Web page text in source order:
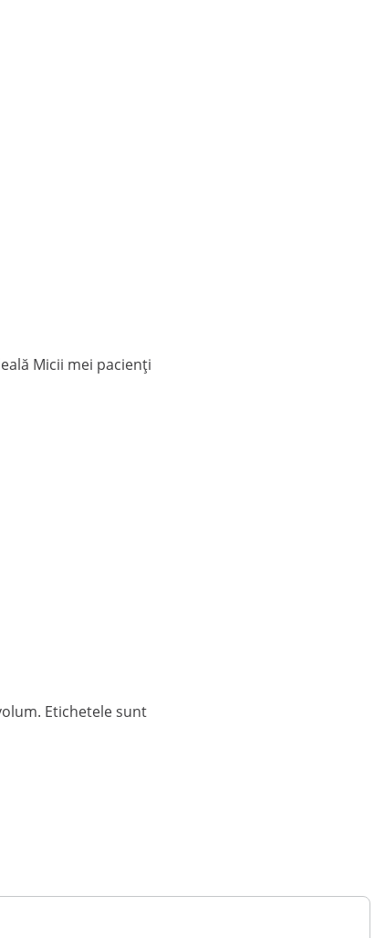
Micii mei pacienți
Etichetele sunt